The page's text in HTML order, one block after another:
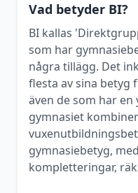
Vad betyder BI?
BI kallas
som har
några tillägg. Det
flesta av sina betyg
även de som har
gymnasiet
gymnasiebetyg,
kompletteringar,